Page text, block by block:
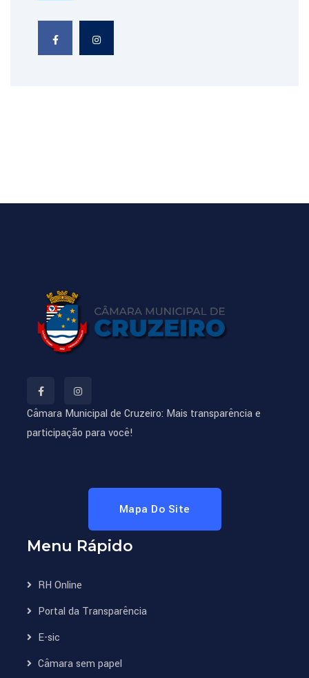
Câmara Municipal de Cruzeiro: Mais transparência e
participação para você!
Mapa Do Site
Menu Rápido
RH Online
Portal da Transparência
E-sic
Câmara sem papel